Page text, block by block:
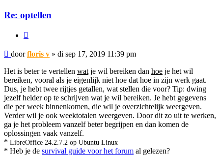
Re: optellen
Bericht
doorfloris v » di sep 17, 2019 11:39 pm
Het is beter te vertellen wat je wil bereiken dan hoe je het wil
bereiken, vooral als je eigenlijk niet hoe dat hoe in zijn werk gaat.
Dus, je hebt twee rijtjes getallen, wat stellen die voor? Tip: dwing
jezelf helder op te schrijven wat je wil bereiken. Je hebt gegevens
die per week binnenkomen, die wil je overzichtelijk weergeven.
Verder wil je ook weektotalen weergeven. Door dit zo uit te werken,
ga je het probleem vanzelf beter begrijpen en dan komen de
oplossingen vaak vanzelf.
* LibreOffice 24.2.7.2 op Ubuntu Linux
* Heb je de survival guide voor het forum al gelezen?